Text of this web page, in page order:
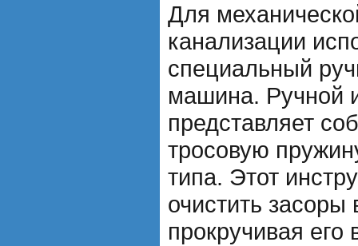
Для
канализации
специальный
машина. Ручной
представляет
тросовую
типа. Этот
очистить засоры
прокручивая его